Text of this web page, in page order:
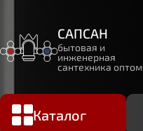
САПСАН
бытовая и
инженерная
сантехника оптом
Каталог